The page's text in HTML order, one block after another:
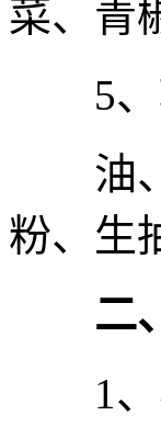
菜、青
5、
油、
粉、生
二、
1、